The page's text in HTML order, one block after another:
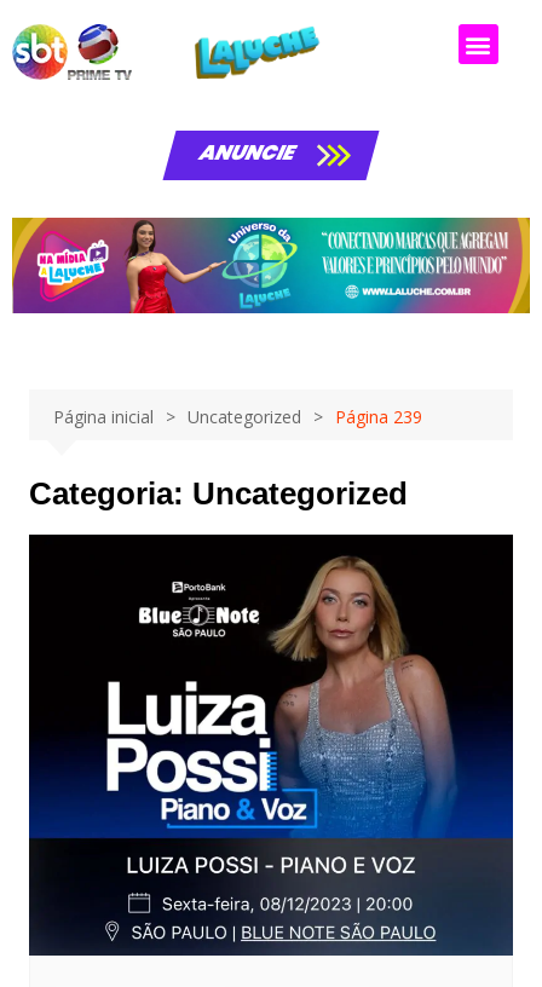
ANUNCIE
Página inicial Uncategorized Página 239
Categoria: Uncategorized